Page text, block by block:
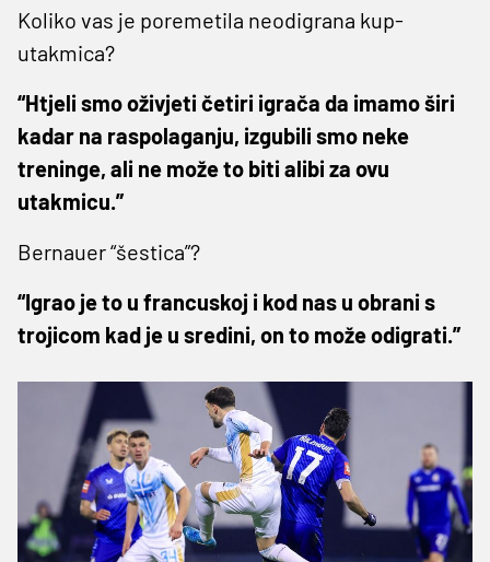
Koliko vas je poremetila neodigrana kup-
utakmica?
“Htjeli smo oživjeti četiri igrača da imamo širi
kadar na raspolaganju, izgubili smo neke
treninge, ali ne može to biti alibi za ovu
utakmicu.”
Bernauer “šestica”?
“Igrao je to u francuskoj i kod nas u obrani s
trojicom kad je u sredini, on to može odigrati.”